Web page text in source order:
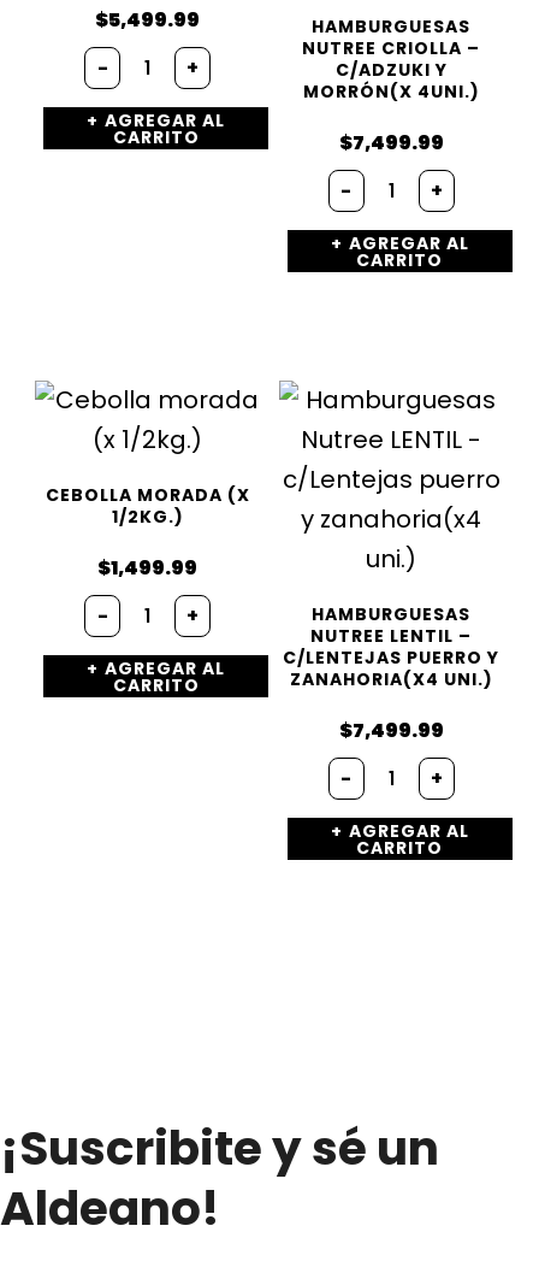
$5,499.99
- Champiñones
(x
200g.)
cantidad
+
AGREGAR AL
CARRITO
HAMBURGUESAS
NUTREE CRIOLLA –
C/ADZUKI Y
MORRÓN(X 4UNI.)
$7,499.99
- Nutree
CRIOLLA
-
c/adzuki
+
AGREGAR AL
CARRITO
CEBOLLA MORADA (X
1/2KG.)
$1,499.99
- Cebolla
morada
(x
1/2kg.)
cantidad
+
AGREGAR AL
CARRITO
HAMBURGUESAS
NUTREE LENTIL –
C/LENTEJAS PUERRO Y
ZANAHORIA(X4 UNI.)
$7,499.99
- Nutree
LENTIL
-
c/Lentejas
+
AGREGAR AL
CARRITO
¡Suscribite y sé un
Aldeano!